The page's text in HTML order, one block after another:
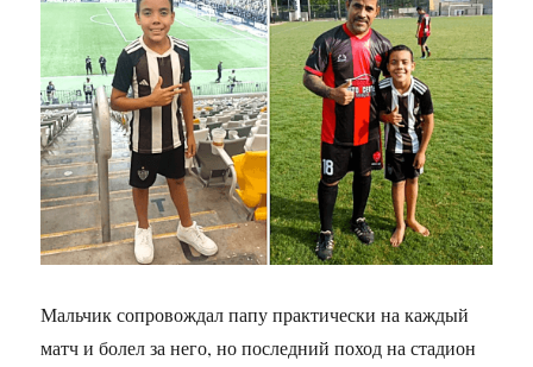
Мальчик сопровождал папу практически на каждый
матч и болел за него, но последний поход на стадион